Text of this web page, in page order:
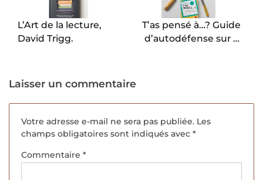
L’Art de la lecture,
David Trigg.
T’as pensé à…? Guide
d’autodéfense sur la
Laisser un commentaire
Votre adresse e-mail ne sera pas publiée. Les
champs obligatoires sont indiqués avec *
Commentaire *